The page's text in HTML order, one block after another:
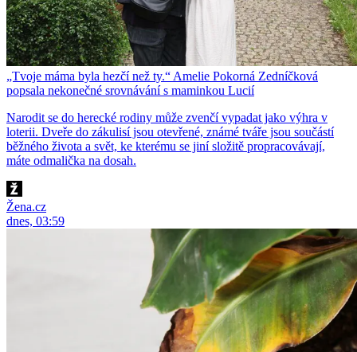
„Tvoje máma byla hezčí než ty.“ Amelie Pokorná Zedníčková
popsala nekonečné srovnávání s maminkou Lucií
Narodit se do herecké rodiny může zvenčí vypadat jako výhra v
loterii. Dveře do zákulisí jsou otevřené, známé tváře jsou součástí
běžného života a svět, ke kterému se jiní složitě propracovávají,
máte odmalička na dosah.
Žena.cz
dnes, 03:59